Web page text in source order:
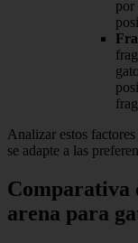
por
Analizar estos
se adapte a las
Comparativa
arena para